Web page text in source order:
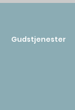
Gudstjenester